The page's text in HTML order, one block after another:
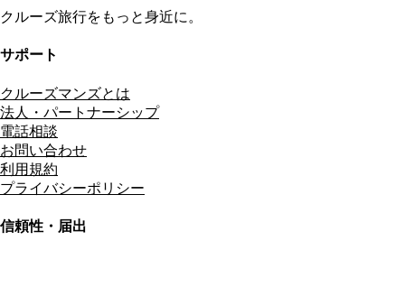
クルーズ旅行をもっと身近に。
サポート
クルーズマンズとは
法人・パートナーシップ
電話相談
お問い合わせ
利用規約
プライバシーポリシー
信頼性・届出